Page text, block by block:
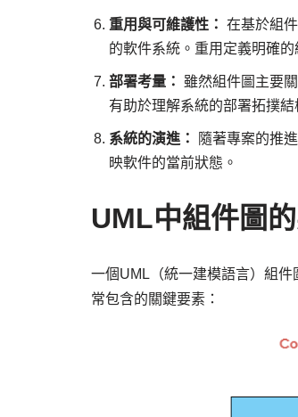
重用與可維護性： 在基於組
的軟件系統。重用定義明確
部署考量：
雖然組件圖主要
有助於理解系統的部署拓撲結
系統的演進：
隨著專案的推
映軟件的當前狀態。
UML中組件圖
一個UML（統一建模語言）組
常包含的關鍵要素：